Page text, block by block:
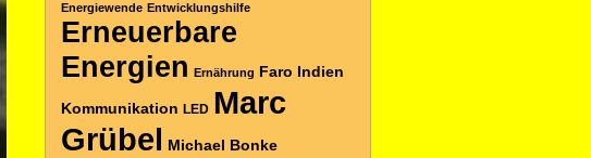
Energiewende Entwicklungshilfe
Erneuerbare
Energien Ernährung Faro Indien
Kommunikation LED Marc
Grübel Michael Bonke